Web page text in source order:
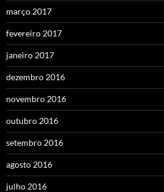
março 2017
fevereiro 2017
janeiro 2017
dezembro 2016
novembro 2016
outubro 2016
setembro 2016
agosto 2016
julho 2016